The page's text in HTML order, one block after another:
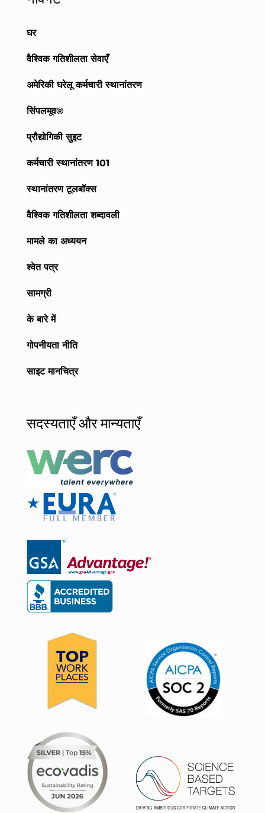
घर
वैश्विक गतिशीलता सेवाएँ
अमेरिकी घरेलू कर्मचारी स्थानांतरण
सिंपलमूव®
प्रौद्योगिकी सुइट
कर्मचारी स्थानांतरण 101
स्थानांतरण टूलबॉक्स
वैश्विक गतिशीलता शब्दावली
मामले का अध्ययन
श्वेत पत्र
सामग्री
के बारे में
गोपनीयता नीति
साइट मानचित्र
सदस्यताएँ और मान्यताएँ